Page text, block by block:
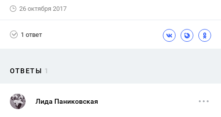
26 октября 2017
1 ответ
ОТВЕТЫ 1
Лида Паниковская